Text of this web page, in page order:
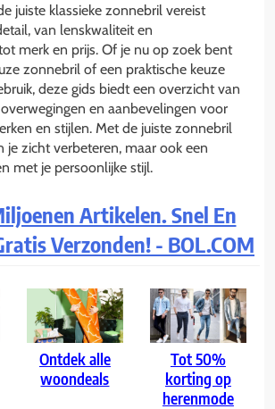
juiste klassieke zonnebril vereist
van lenskwaliteit en
merk en prijs. Of je nu op zoek bent
zonnebril of een praktische keuze
deze gids biedt een overzicht van
en aanbevelingen voor
en stijlen. Met de juiste zonnebril
je zicht verbeteren, maar ook een
met je persoonlijke stijl.
Artikelen. Snel En
Verzonden! - BOL.COM
Ontdek alle
woondeals
Tot 50%
korting op
herenmode